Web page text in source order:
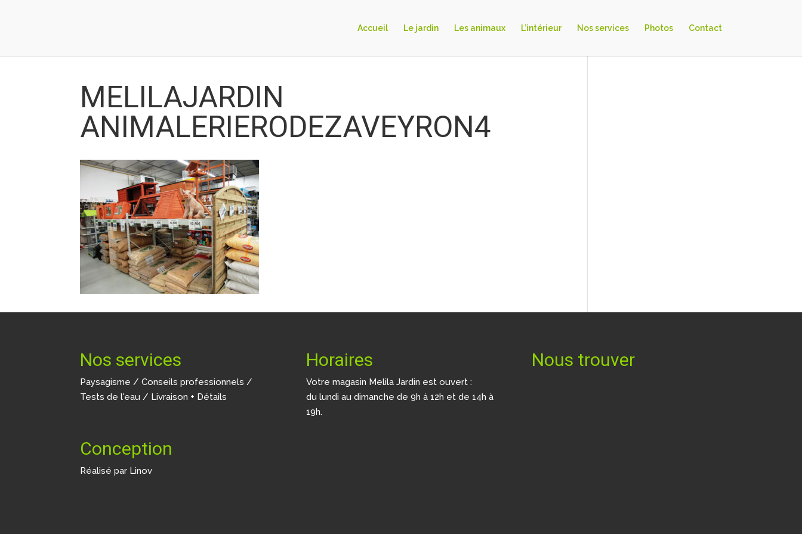
Accueil Le jardin Les animaux L’intérieur Nos services Photos Contact
MELILAJARDIN
ANIMALERIERODEZAVEYRON4
Nos services
Paysagisme / Conseils professionnels /
Tests de l'eau / Livraison + Détails
Conception
Réalisé par Linov
Horaires
Votre magasin Melila Jardin est ouvert :
du lundi au dimanche de 9h à 12h et de 14h à
19h.
Nous trouver